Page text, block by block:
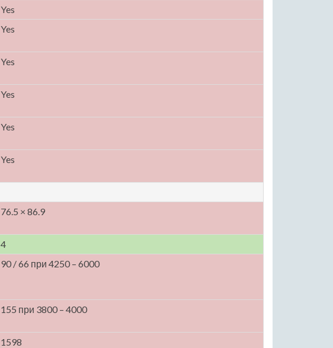
Yes
Yes
Yes
Yes
Yes
Yes
76.5 × 86.9
4
90 / 66 при 4250 – 6000
155 при 3800 – 4000
1598